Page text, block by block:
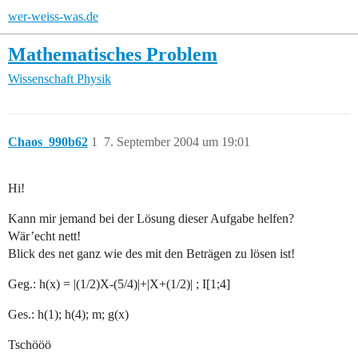
wer-weiss-was.de
Mathematisches Problem
Wissenschaft Physik
Chaos_990b62 7. September 2004 um 19:01
1
Hi!
Kann mir jemand bei der Lösung dieser Aufgabe helfen?
Wär’echt nett!
Blick des net ganz wie des mit den Beträgen zu lösen ist!
Geg.: h(x) = |(1/2)X-(5/4)|+|X+(1/2)| ; I[1;4]
Ges.: h(1); h(4); m; g(x)
Tschööö